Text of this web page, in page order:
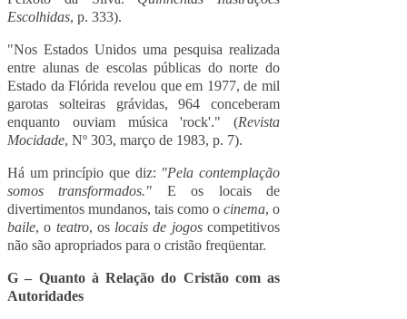
Escolhidas, p. 333).
"Nos Estados Unidos uma pesquisa realizada
entre alunas de escolas públicas do norte do
Estado da Flórida revelou que em 1977, de mil
garotas solteiras grávidas, 964 conceberam
enquanto ouviam música 'rock'." (Revista
Mocidade, Nº 303, março de 1983, p. 7).
Há um princípio que diz: "Pela contemplação
somos transformados." E os locais de
divertimentos mundanos, tais como o cinema, o
baile, o teatro, os locais de jogoscompetitivos
não são apropriados para o cristão freqüentar.
G – Quanto à Relação do Cristão com as
Autoridades